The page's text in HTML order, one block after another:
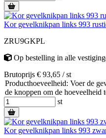
Kor gevelknikpan links 993
ZRU9GKPL
Op bestelling in alle
Brutoprijs € 93,65 / st
Producthoeveelheid: Voer de
de knoppen om de hoeveelheid
st
Kor gevelknikpan links 993